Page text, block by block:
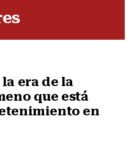
era de la
que está
en